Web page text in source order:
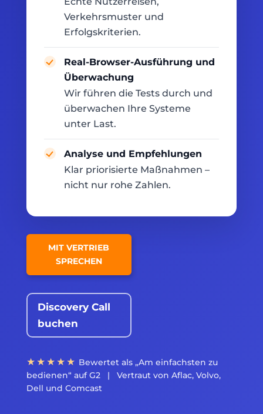
Verkehrsmuster und
Erfolgskriterien.
Real-Browser-Ausführung und
Überwachung
Wir führen die Tests durch und
überwachen Ihre Systeme
unter Last.
Analyse und Empfehlungen
Klar priorisierte Maßnahmen –
nicht nur rohe Zahlen.
MIT VERTRIEB
SPRECHEN
Discovery Call
buchen
★★★★★ Bewertet als „Am einfachsten zu
bedienen“ auf G2 | Vertraut von Aflac, Volvo,
Dell und Comcast